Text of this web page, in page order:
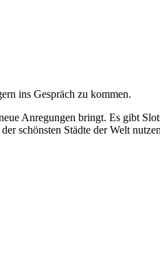
ins Gespräch zu kommen.
Anregungen bringt. Es gibt
schönsten Städte der Welt